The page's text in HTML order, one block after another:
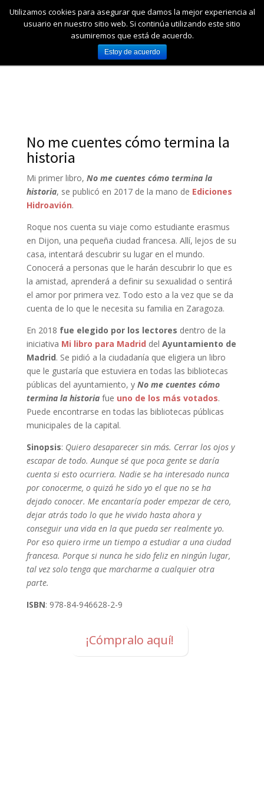
No me cuentes cómo termina la
historia
Mi primer libro, No me cuentes cómo termina la
historia, se publicó en 2017 de la mano de Ediciones
Hidroavión.
Roque nos cuenta su viaje como estudiante erasmus
en Dijon, una pequeña ciudad francesa. Allí, lejos de su
casa, intentará descubrir su lugar en el mundo.
Conocerá a personas que le harán descubrir lo que es
la amistad, aprenderá a definir su sexualidad o sentirá
el amor por primera vez. Todo esto a la vez que se da
cuenta de lo que le necesita su familia en Zaragoza.
En 2018 fue elegido por los lectores dentro de la
iniciativa Mi libro para Madrid del Ayuntamiento de
Madrid. Se pidió a la ciudadanía que eligiera un libro
que le gustaría que estuviera en todas las bibliotecas
públicas del ayuntamiento, y No me cuentes cómo
termina la historiafue uno de los más votados.
Puede encontrarse en todas las bibliotecas públicas
municipales de la capital.
Sinopsis: Quiero desaparecer sin más. Cerrar los ojos y
escapar de todo. Aunque sé que poca gente se daría
cuenta si esto ocurriera. Nadie se ha interesado nunca
por conocerme, o quizá he sido yo el que no se ha
dejado conocer. Me encantaría poder empezar de cero,
dejar atrás todo lo que he vivido hasta ahora y
conseguir una vida en la que pueda ser realmente yo.
Por eso quiero irme un tiempo a estudiar a una ciudad
francesa. Porque si nunca he sido feliz en ningún lugar,
tal vez solo tenga que marcharme a cualquier otra
parte.
ISBN: 978-84-946628-2-9
¡Cómpralo aquí!
Utilizamos cookies para asegurar que damos la mejor experiencia al
usuario en nuestro sitio web. Si continúa utilizando este sitio
asumiremos que está de acuerdo.
Estoy de acuerdo